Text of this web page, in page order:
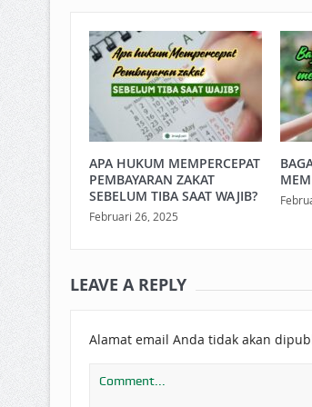
APA HUKUM MEMPERCEPAT
PEMBAYARAN ZAKAT
SEBELUM TIBA SAAT WAJIB?
Februari 26, 2025
LEAVE A REPLY
Alamat email Anda tidak akan